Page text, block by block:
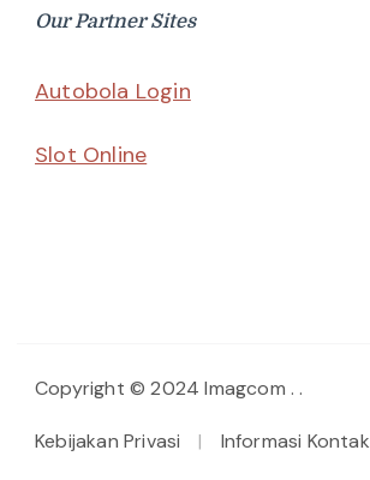
Our Partner Sites
Autobola Login
Slot Online
Copyright © 2024 Imagcom ..
Kebijakan Privasi Informasi Kontak